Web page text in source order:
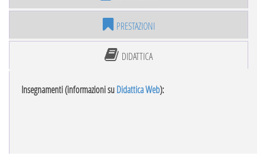
PRESTAZIONI
DIDATTICA
Insegnamenti (informazioni suDidattica Web):